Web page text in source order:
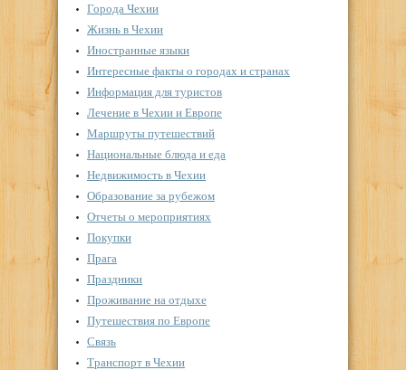
Города Чехии
Жизнь в Чехии
Иностранные языки
Интересные факты о городах и странах
Информация для туристов
Лечение в Чехии и Европе
Маршруты путешествий
Национальные блюда и еда
Недвижимость в Чехии
Образование за рубежом
Отчеты о мероприятиях
Покупки
Прага
Праздники
Проживание на отдыхе
Путешествия по Европе
Связь
Транспорт в Чехии